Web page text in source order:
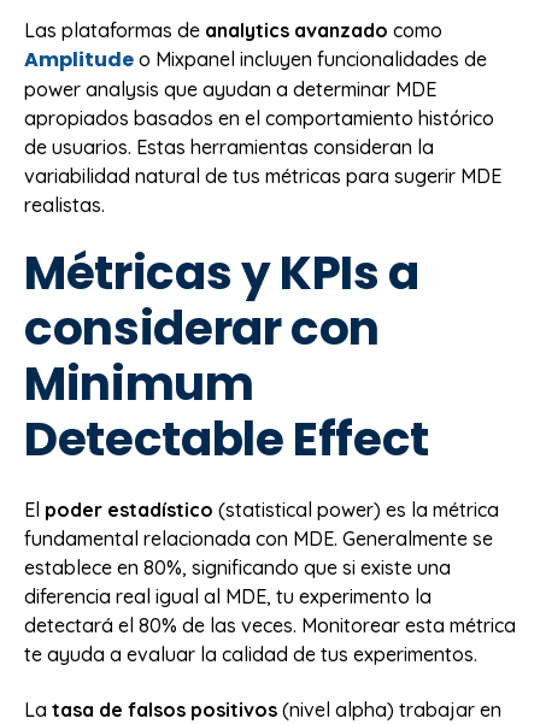
Las plataformas de analytics avanzado como
Amplitude o Mixpanel incluyen funcionalidades de
power analysis que ayudan a determinar MDE
apropiados basados en el comportamiento histórico
de usuarios. Estas herramientas consideran la
variabilidad natural de tus métricas para sugerir MDE
realistas.
Métricas y KPIs a
considerar con
Minimum
Detectable Effect
El poder estadístico (statistical power) es la métrica
fundamental relacionada con MDE. Generalmente se
establece en 80%, significando que si existe una
diferencia real igual al MDE, tu experimento la
detectará el 80% de las veces. Monitorear esta métrica
te ayuda a evaluar la calidad de tus experimentos.
La tasa de falsos positivos (nivel alpha) trabajar en